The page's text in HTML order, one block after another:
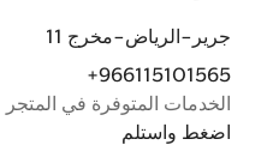
جرير-الرياض-مخرج 11
+966115101565
الخدمات المتوفرة في المتجر
اضغط واستلم